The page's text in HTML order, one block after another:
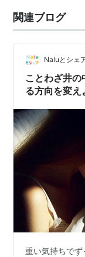
関連ブログ
Naluとシェ
ことわざ井
る方向を変え
重い気持ちで